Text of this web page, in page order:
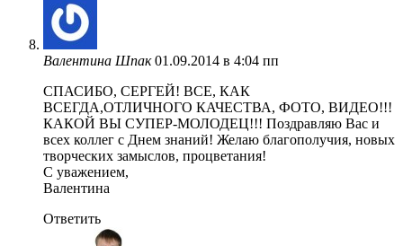
Валентина Шпак 01.09.2014 в 4:04 пп
СПАСИБО, СЕРГЕЙ! ВСЕ, КАК
ВСЕГДА,ОТЛИЧНОГО КАЧЕСТВА, ФОТО, ВИДЕО!!!
КАКОЙ ВЫ СУПЕР-МОЛОДЕЦ!!! Поздравляю Вас и
всех коллег с Днем знаний! Желаю благополучия, новых
творческих замыслов, процветания!
С уважением,
Валентина
Ответить